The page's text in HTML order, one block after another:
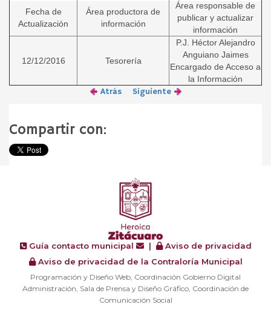
Fecha de
Actualización
Área productora de
información
Área responsable de
publicar y actualizar
información
12/12/2016 Tesorería
P.J. Héctor Alejandro
Anguiano Jaimes
Encargado de Acceso a
la Información
Atrás Siguiente
Compartir con:
Guía contacto municipal |
Aviso de privacidad
Aviso de privacidad de la Contraloría Municipal
Programación y Diseño Web, Coordinación Gobierno Digital
Administración, Sala de Prensa y Diseño Gráfico, Coordinación de
Comunicación Social